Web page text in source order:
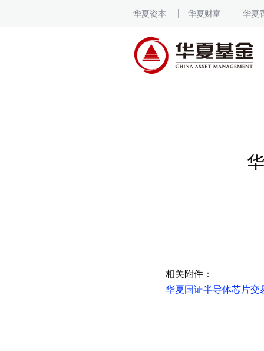
华夏资本 华夏财富 华夏
相关附件：
华夏国证半导体芯片交